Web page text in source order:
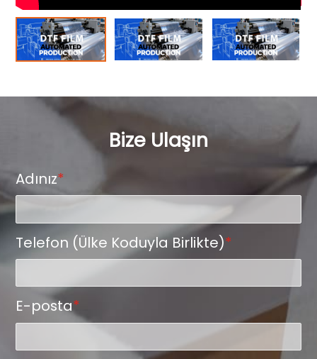
Bize Ulaşın
Adınız*
Telefon (Ülke Koduyla Birlikte)*
E-posta*